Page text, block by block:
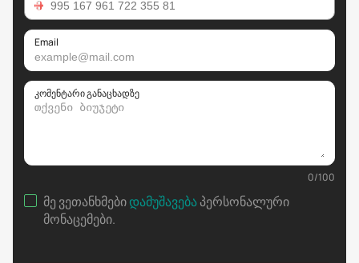
Email
კომენტარი განაცხადზე
0/100
მე ვეთანხმებიდამუშავებაპერსონალური
მონაცემები.